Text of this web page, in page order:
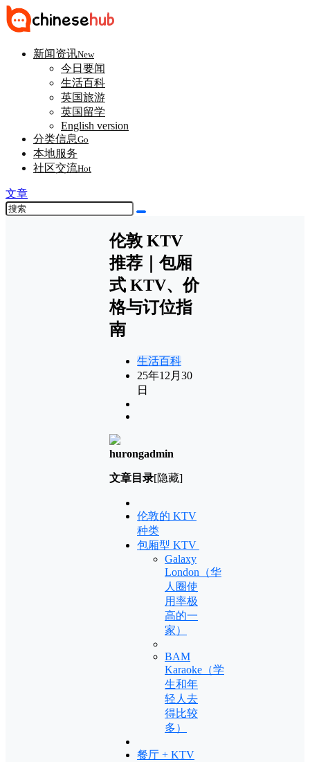
新闻资讯New
今日要闻
生活百科
英国旅游
英国留学
English version
分类信息Go
本地服务
社区交流Hot
文章
伦敦 KTV
推荐｜包厢
式 KTV、价
格与订位指
南
生活百科
25年12月30
日
hurongadmin
文章目录[隐藏]
伦敦的 KTV
种类
包厢型 KTV
Galaxy
London（华
人圈使
用率极
高的一
家）
BAM
Karaoke（学
生和年
轻人去
得比较
多）
餐厅 + KTV